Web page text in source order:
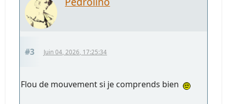
#3 Juin 04, 2026, 17:25:34
Flou de mouvement si je comprends bien